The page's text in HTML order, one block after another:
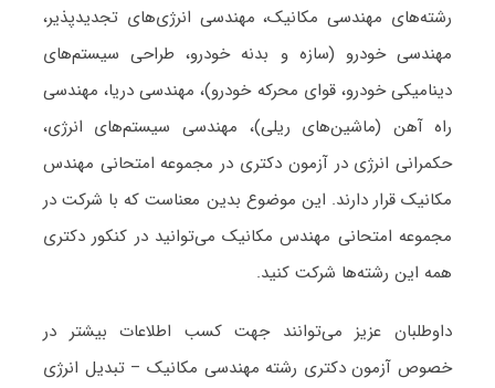
رشته‌های مهندسی مکانیک، مهندسی انرژی‌های تجدیدپذیر،
مهندسی خودرو (سازه و بدنه خودرو، طراحی سیستم‌های
دینامیکی خودرو، قوای محرکه خودرو)، مهندسی دریا، مهندسی
راه آهن (ماشین‌های ریلی)، مهندسی سیستم‌های انرژی،
حکمرانی انرژی در آزمون دکتری در مجموعه امتحانی مهندس
مکانیک قرار دارند. این موضوع بدین معناست که با شرکت در
مجموعه امتحانی مهندس مکانیک می‌توانید در کنکور دکتری
همه این رشته‌ها شرکت کنید.
داوطلبان عزیز می‌توانند جهت کسب اطلاعات بیشتر در
خصوص آزمون دکتری رشته مهندسی مکانیک – تبدیل انرژی